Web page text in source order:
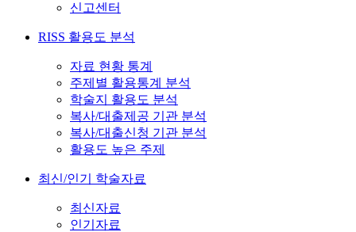
신고센터
RISS 활용도 분석
자료 현황 통계
주제별 활용통계 분석
학술지 활용도 분석
복사/대출제공 기관 분석
복사/대출신청 기관 분석
활용도 높은 주제
최신/인기 학술자료
최신자료
인기자료